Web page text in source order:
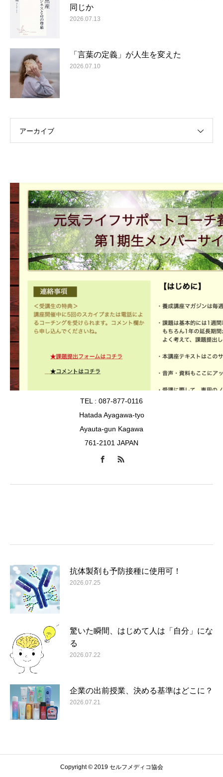
同じか
2026.07.13
「言葉の定義」が人生を変えた
2026.07.10
アーカイブ
TEL : 087-877-0116
Hatada Ayagawa-tyo
Ayauta-gun Kagawa
761-2101 JAPAN
抗体製剤も予防接種に使用可！
2026.07.25
驚いた瞬間、はじめて人は「自分」にな
る
2026.07.22
企業の出前授業、決める基準はどこに？
2026.07.21
Copyright © 2019 セルフメディコ協会